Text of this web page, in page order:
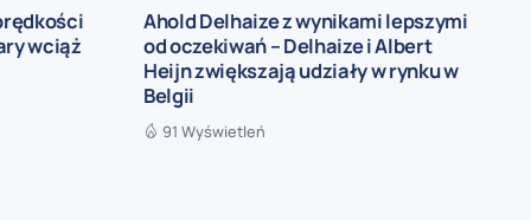
wciąż
Ahold Delhaize z wynikami lepszymi
od oczekiwań – Delhaize i Albert
Heijn zwiększają udziały w rynku w
Belgii
91 Wyświetleń